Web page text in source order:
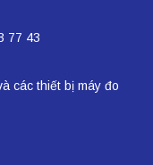
77 43
các thiết bị máy đo